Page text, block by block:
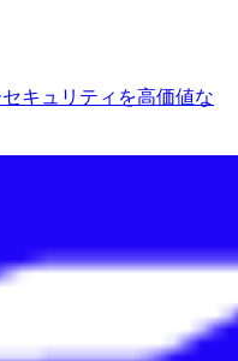
セキュリティを高価値な